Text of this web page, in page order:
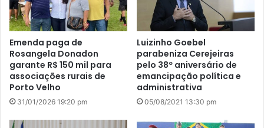
Emenda paga de
Rosangela Donadon
garante R$ 150 mil para
associações rurais de
Porto Velho
31/01/2026 19:20 pm
Luizinho Goebel
parabeniza Cerejeiras
pelo 38º aniversário de
emancipação política e
administrativa
05/08/2021 13:30 pm